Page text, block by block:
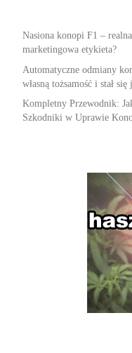
Nasiona konopi F1 –
marketingowa etykieta?
Automatyczne odmiany
własną tożsamość i stał
Kompletny Przewodnik:
Szkodniki w Uprawie